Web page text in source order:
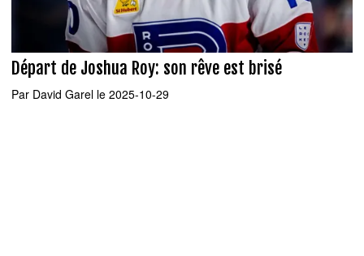
Départ de Joshua Roy: son rêve est brisé
Par David Garel le 2025-10-29